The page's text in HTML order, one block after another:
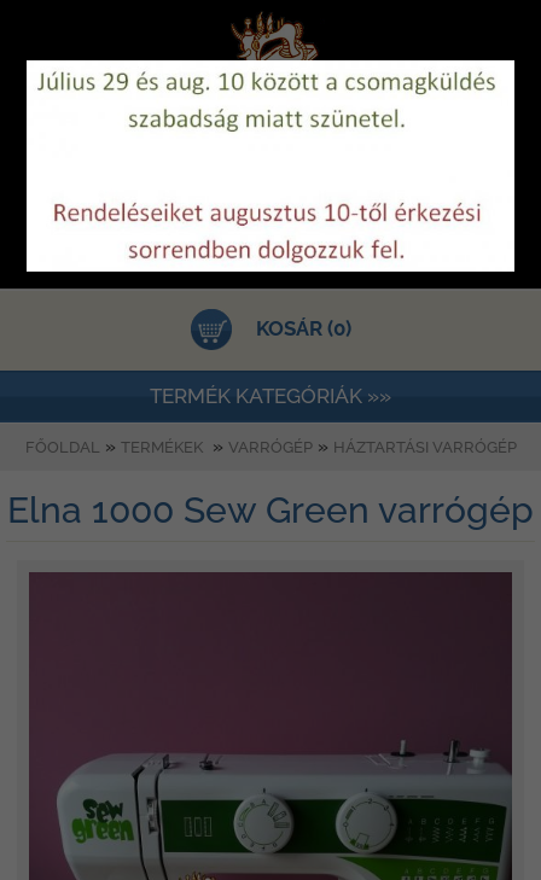
KOSÁR (0)
TERMÉK KATEGÓRIÁK »»
FŐOLDAL » TERMÉKEK » VARRÓGÉP» HÁZTARTÁSI VARRÓGÉP
Elna 1000 Sew Green varrógép